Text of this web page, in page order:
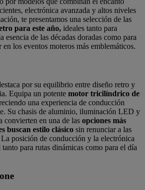
electrónica avanzada y altos niveles
te presentamos una selección de las
para este año, ideales tanto para
esencia de las décadas doradas como para
en los eventos moteros más emblemáticos.
por su equilibrio entre diseño retro y
Equipa un potente motor tricilíndrico de
una experiencia de conducción
Su chasis de aluminio, iluminación LED y
convierten en una de las opciones más
buscan estilo clásico sin renunciar a las
La posición de conducción y la electrónica
para rutas dinámicas como para el día